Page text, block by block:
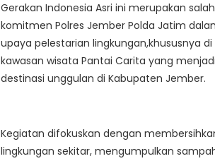
Gerakan Indonesia Asri ini merupakan
komitmen Polres Jember Polda Jatim
upaya pelestarian lingkungan,khususnya
kawasan wisata Pantai Carita yang
destinasi unggulan di Kabupaten Jember.
Kegiatan difokuskan dengan
lingkungan sekitar, mengumpulkan